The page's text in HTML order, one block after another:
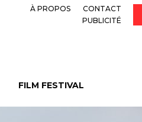
À PROPOS
CONTACT
PUBLICITÉ
FILM FESTIVAL